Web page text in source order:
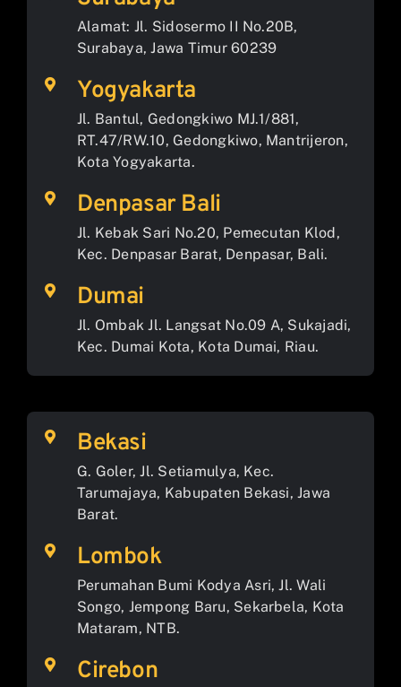
Alamat: Jl. Sidosermo II No.20B,
Surabaya, Jawa Timur 60239
Yogyakarta
Jl. Bantul, Gedongkiwo MJ.1/881,
RT.47/RW.10, Gedongkiwo, Mantrijeron,
Kota Yogyakarta.
Denpasar Bali
Jl. Kebak Sari No.20, Pemecutan Klod,
Kec. Denpasar Barat, Denpasar, Bali.
Dumai
Jl. Ombak Jl. Langsat No.09 A, Sukajadi,
Kec. Dumai Kota, Kota Dumai, Riau.
Bekasi
G. Goler, Jl. Setiamulya, Kec.
Tarumajaya, Kabupaten Bekasi, Jawa
Barat.
Lombok
Perumahan Bumi Kodya Asri, Jl. Wali
Songo, Jempong Baru, Sekarbela, Kota
Mataram, NTB.
Cirebon